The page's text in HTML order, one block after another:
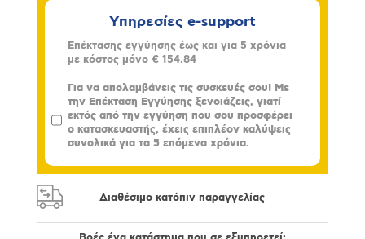
Υπηρεσίες e-support
Επέκτασης εγγύησης έως και για 5 χρόνια
με κόστος μόνο € 154.84
Για να απολαμβάνεις τις συσκευές σου! Με
την Επέκταση Εγγύησης ξενοιάζεις, γιατί
εκτός από την εγγύηση που σου προσφέρει
ο κατασκευαστής, έχεις επιπλέον καλύψεις
συνολικά για τα 5 επόμενα χρόνια.
Διαθέσιμο κατόπιν παραγγελίας